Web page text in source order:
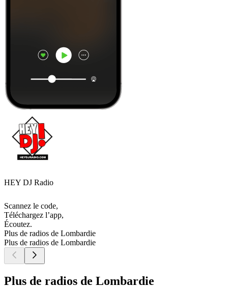
HEY DJ Radio
Scannez le code,
Téléchargez l’app,
Écoutez.
Plus de radios de Lombardie
Plus de radios de Lombardie
Plus de radios de Lombardie